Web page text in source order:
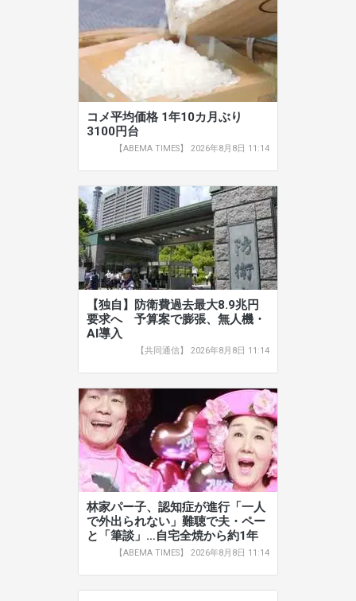
コメ平均価格 1年10カ月ぶり
3100円台
【ABEMA TIMES】 2026年8月8日 11:14
【独自】防衛費過去最大8.9兆円
要求へ 予算案で膨張、無人機・
AI導入
【共同通信】 2026年8月8日 11:14
林家パー子、認知症が進行「一人
で外出られない」難聴で夫・ペー
と「筆談」…自宅全焼から約1年
【ABEMA TIMES】 2026年8月8日 11:14